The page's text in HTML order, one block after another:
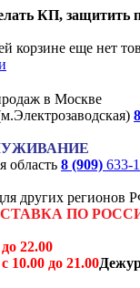
КП, защитить
корзине еще нет
в Москве
область 8 (909) 633-
других регионов
ПО
22.00
с 10.00 до 21.00